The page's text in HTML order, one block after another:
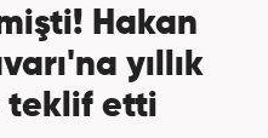
Hakan
yıllık
teklif etti